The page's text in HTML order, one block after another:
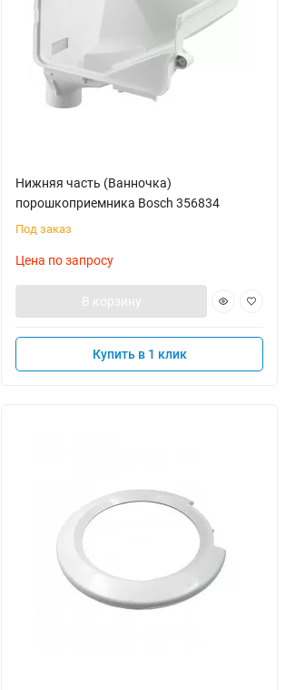
Нижняя часть (Ванночка)
порошкоприемника Bosch 356834
Под заказ
Цена по запросу
В корзину
Купить в 1 клик